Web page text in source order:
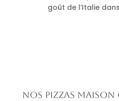
goût de l’Italie
Nos pizzas